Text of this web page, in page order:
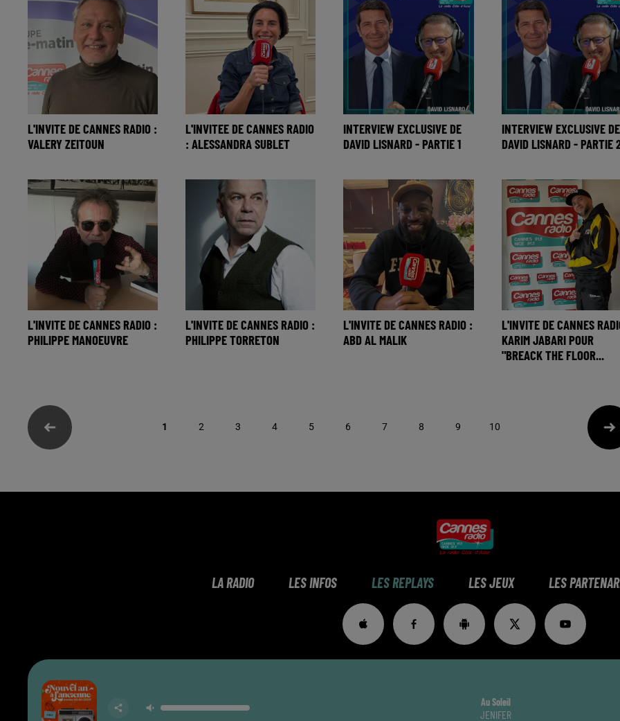
L'INVITE DE CANNES RADIO :
VALERY ZEITOUN
L'INVITEE DE CANNES RADIO
: ALESSANDRA SUBLET
INTERVIEW EXCLUSIVE DE
DAVID LISNARD - PARTIE 1
INTERVIEW EXCLUSIVE DE
DAVID LISNARD - PARTIE
L'INVITE DE CANNES RADIO :
PHILIPPE MANOEUVRE
L'INVITE DE CANNES RADIO :
PHILIPPE TORRETON
L'INVITE DE CANNES RADIO :
ABD AL MALIK
L'INVITE DE CANNES
KARIM JABARI POUR
"BREACK THE FLOOR...
1 2 3 4 5 6 7 8 9 10
LA RADIO LES INFOS LES REPLAYS LES JEUX LES
Au Soleil
JENIFER